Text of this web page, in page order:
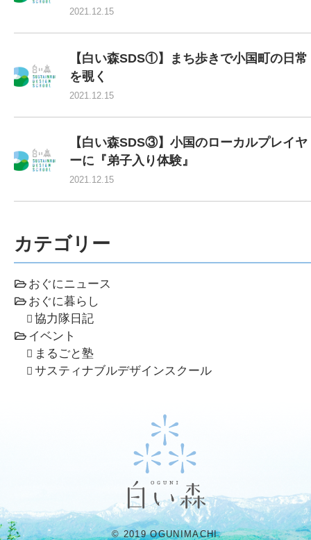
2021.12.15
【白い森SDS①】まち歩きで小国町の日常
を覗く
2021.12.15
【白い森SDS③】小国のローカルプレイヤ
ーに『弟子入り体験』
2021.12.15
カテゴリー
おぐにニュース
おぐに暮らし
協力隊日記
イベント
まるごと塾
サスティナブルデザインスクール
© 2019 OGUNIMACHI.